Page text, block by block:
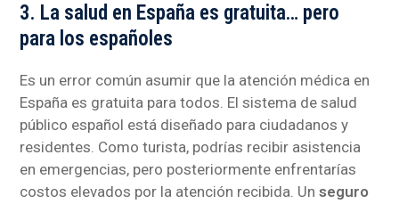
3. La salud en España es gratuita… pero
para los españoles
Es un error común asumir que la atención médica en
España es gratuita para todos. El sistema de salud
público español está diseñado para ciudadanos y
residentes. Como turista, podrías recibir asistencia
en emergencias, pero posteriormente enfrentarías
costos elevados por la atención recibida. Unseguro